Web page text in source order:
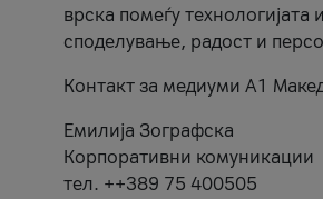
врска помеѓу технологијата
споделување, радост и
Контакт за медиуми А1
Емилија Зографска
Корпоративни комуникации
тел. ++389 75 400505